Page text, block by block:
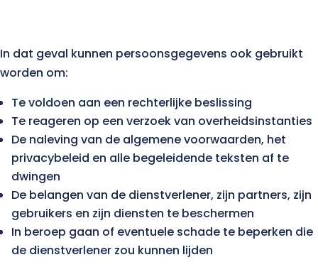
In dat geval kunnen persoonsgegevens ook gebruikt
worden om:
Te voldoen aan een rechterlijke beslissing
Te reageren op een verzoek van overheidsinstanties
De naleving van de algemene voorwaarden, het
privacybeleid en alle begeleidende teksten af te
dwingen
De belangen van de dienstverlener, zijn partners, zijn
gebruikers en zijn diensten te beschermen
In beroep gaan of eventuele schade te beperken die
de dienstverlener zou kunnen lijden